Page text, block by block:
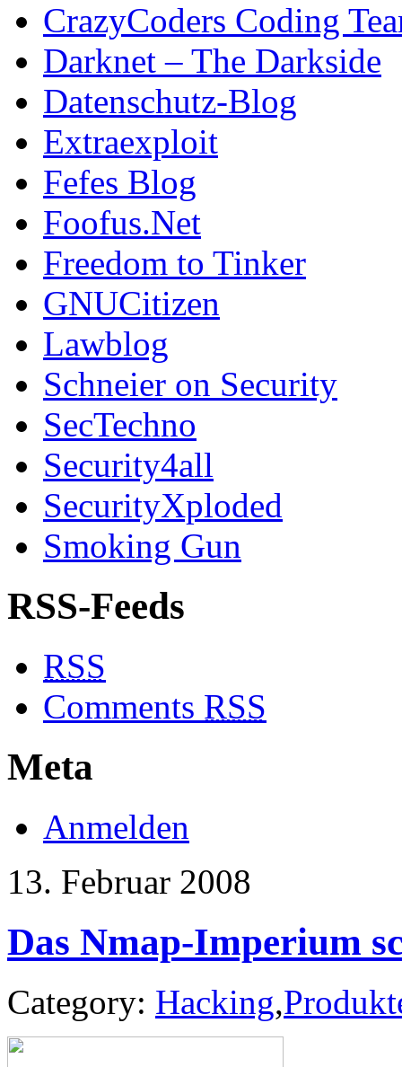
CrazyCoders Coding
Darknet – The Darkside
Datenschutz-Blog
Extraexploit
Fefes Blog
Foofus.Net
Freedom to Tinker
GNUCitizen
Lawblog
Schneier on Security
SecTechno
Security4all
SecurityXploded
Smoking Gun
RSS-Feeds
RSS
Comments RSS
Meta
Anmelden
13. Februar 2008
Das Nmap-Imperium
Category: Hacking,